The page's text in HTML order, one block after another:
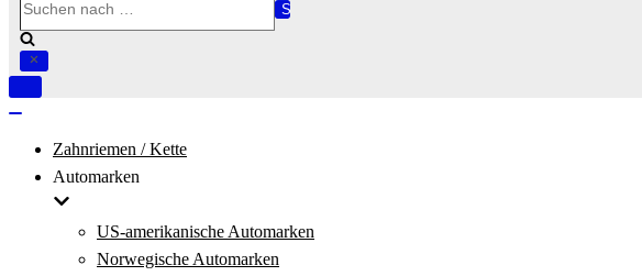
nach …
Navigation
Zahnriemen / Kette
Automarken
US-amerikanische Automarken
Norwegische Automarken